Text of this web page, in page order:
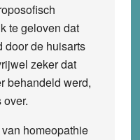
te geloven dat
door de huisarts
zeker dat
behandeld werd,
homeopathie